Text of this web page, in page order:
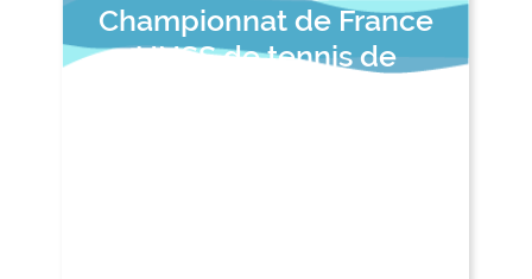
Championnat de France
UNSS de tennis de